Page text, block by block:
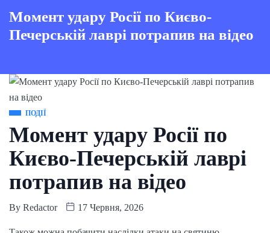
Момент удару Росії по Києво-
Печерській лаврі потрапив на відео
ПОДІЇ
Момент удару Росії по
Києво-Печерській лаврі
потрапив на відео
By Redactor 17 Червня, 2026